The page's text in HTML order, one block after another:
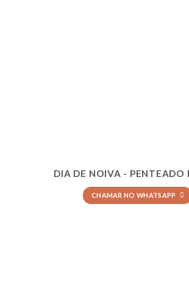
DIA DE NOIVA - PENTEADO
CHAMAR NO WHATSAPP